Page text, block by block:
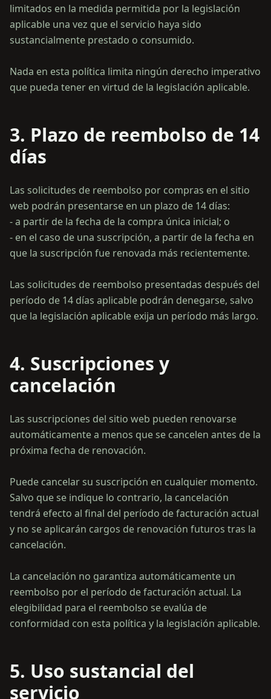
limitados en la medida permitida por la legislación
aplicable una vez que el servicio haya sido
sustancialmente prestado o consumido.
Nada en esta política limita ningún derecho imperativo
3. Plazo de reembolso de 14
días
Las solicitudes de reembolso por compras en el sitio
web podrán presentarse en un plazo de 14 días:
- a partir de la fecha de la compra única inicial; o
- en el caso de una suscripción, a partir de la fecha en
que la suscripción fue renovada más recientemente.
Las solicitudes de reembolso presentadas después del
período de 14 días aplicable podrán denegarse, salvo
4. Suscripciones y
cancelación
Las suscripciones del sitio web pueden renovarse
automáticamente a menos que se cancelen antes de la
próxima fecha de renovación.
Puede cancelar su suscripción en cualquier momento.
Salvo que se indique lo contrario, la cancelación
tendrá efecto al final del período de facturación actual
y no se aplicarán cargos de renovación futuros tras la
cancelación.
La cancelación no garantiza automáticamente un
reembolso por el período de facturación actual. La
elegibilidad para el reembolso se evalúa de
5. Uso sustancial del
servicio